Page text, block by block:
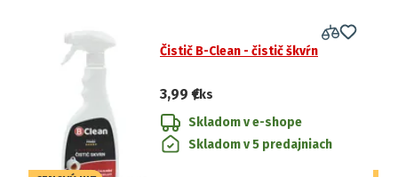
Čistič B-Clean - čistič škvŕn
3,99 €/ks
Skladom v e-shope
Skladom v 5 predajniach